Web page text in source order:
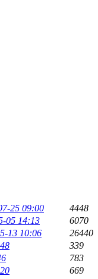
25 09:00
4448
05 14:13
6070
13 10:06
26440
339
783
669